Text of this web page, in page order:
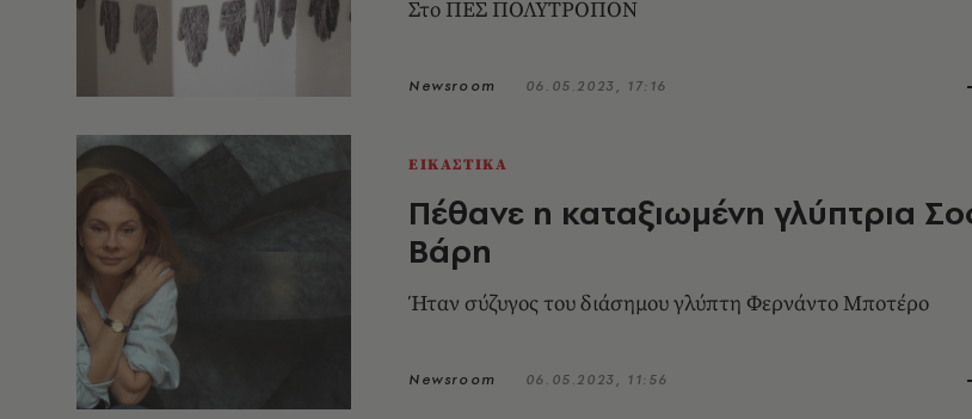
Στο ΠΕΣ ΠΟΛΥΤΡΟΠΟΝ
Newsroom 06.05.2023, 17:16
ΕΙΚΑΣΤΙΚΑ
Πέθανε η καταξιωμένη γλύπτρια
Βάρη
Ήταν σύζυγος του διάσημου γλύπτη Φερνάντο Μποτέρο
Newsroom 06.05.2023, 11:56